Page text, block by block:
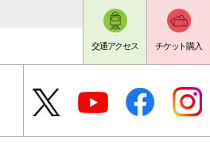
チケット購入
交通アクセス